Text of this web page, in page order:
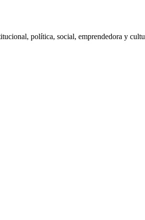
política, social, emprendedora y